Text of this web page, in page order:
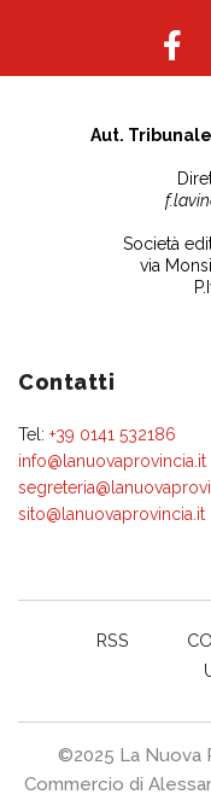
Aut.
Società
via
Contatti
Tel: +39 0141 532186
info@lanuovaprovincia.it
sito@lanuovaprovincia.it
RSS
©2025 La Nuova
Commercio di